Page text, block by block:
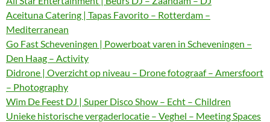
Aceituna Catering | Tapas Favorito – Rotterdam –
Mediterranean
Go Fast Scheveningen | Powerboat varen in Scheveningen –
Den Haag – Activity
Didrone | Overzicht op niveau – Drone fotograaf – Amersfoort
– Photography
Wim De Feest DJ | Super Disco Show – Echt – Children
Unieke historische vergaderlocatie – Veghel – Meeting Spaces